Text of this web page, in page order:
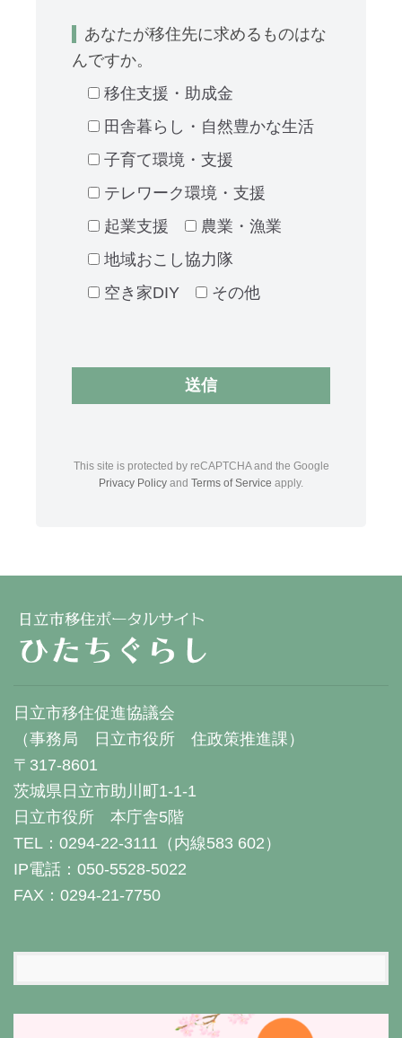
あなたが移住先に求めるものはな
んですか。
移住支援・助成金
田舎暮らし・自然豊かな生活
子育て環境・支援
テレワーク環境・支援
起業支援
農業・漁業
地域おこし協力隊
空き家DIY
その他
This site is protected by reCAPTCHA and the Google
Privacy Policy and Terms of Service apply.
日立市移住促進協議会
（事務局 日立市役所 住政策推進課）
〒317-8601
茨城県日立市助川町1-1-1
日立市役所 本庁舎5階
TEL：0294-22-3111（内線583 602）
IP電話：050-5528-5022
FAX：0294-21-7750